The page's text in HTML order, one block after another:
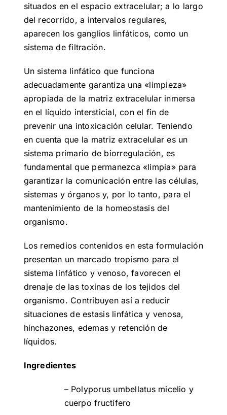
situados en el espacio extracelular; a lo largo
del recorrido, a intervalos regulares,
aparecen los ganglios linfáticos, como un
sistema de filtración.
Un sistema linfático que funciona
adecuadamente garantiza una «limpieza»
apropiada de la matriz extracelular inmersa
en el líquido intersticial, con el fin de
prevenir una intoxicación celular. Teniendo
en cuenta que la matriz extracelular es un
sistema primario de biorregulación, es
fundamental que permanezca «limpia» para
garantizar la comunicación entre las células,
sistemas y órganos y, por lo tanto, para el
mantenimiento de la homeostasis del
organismo.
Los remedios contenidos en esta formulación
presentan un marcado tropismo para el
sistema linfático y venoso, favorecen el
drenaje de las toxinas de los tejidos del
organismo. Contribuyen así a reducir
situaciones de estasis linfática y venosa,
hinchazones, edemas y retención de
líquidos.
Ingredientes
– Polyporus umbellatus micelio y
cuerpo fructífero